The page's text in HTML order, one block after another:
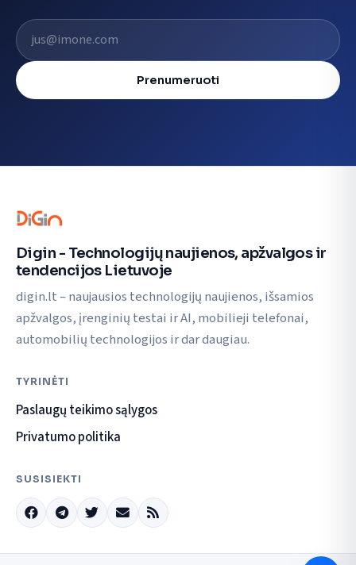
El. pašto adresas
Prenumeruoti
Digin - Technologijų naujienos, apžvalgos ir
tendencijos Lietuvoje
digin.lt – naujausios technologijų naujienos, išsamios
apžvalgos, įrenginių testai ir AI, mobilieji telefonai,
automobilių technologijos ir dar daugiau.
TYRINĖTI
Paslaugų teikimo sąlygos
Privatumo politika
SUSISIEKTI